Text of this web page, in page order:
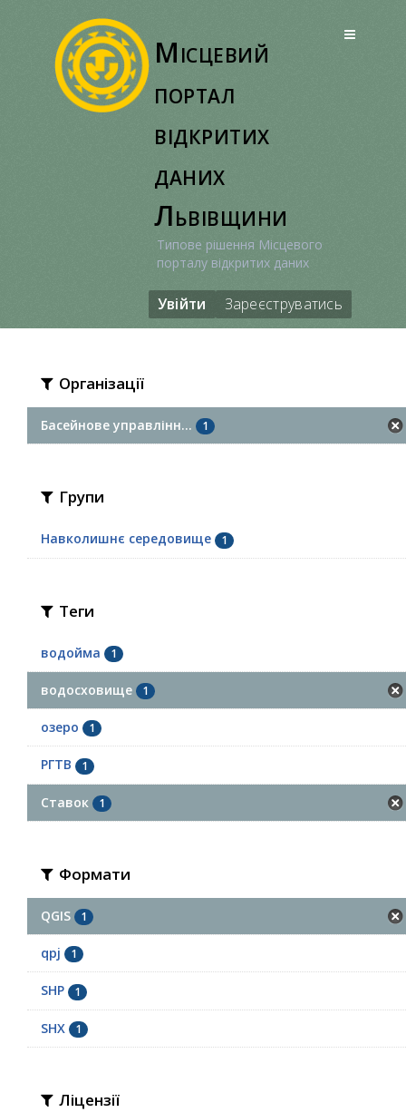
Місцевий
портал
відкритих
даних
Львівщини
Типове рішення Місцевого
порталу відкритих даних
Увійти Зареєструватись
Організації
Басейнове управлінн... 1
Групи
Навколишнє середовище 1
Теги
водойма 1
водосховище 1
озеро 1
РГТВ 1
Ставок 1
Формати
QGIS 1
qpj 1
SHP 1
SHX 1
Ліцензії